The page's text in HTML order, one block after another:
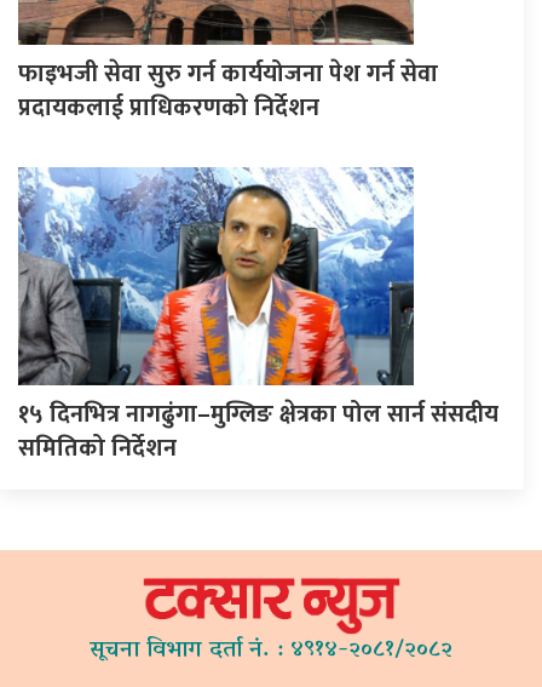
फाइभजी सेवा सुरु गर्न कार्ययोजना पेश गर्न सेवा
प्रदायकलाई प्राधिकरणको निर्देशन
१५ दिनभित्र नागढुंगा–मुग्लिङ क्षेत्रका पोल सार्न संसदीय
समितिको निर्देशन
सूचना विभाग दर्ता नं. : ४९१४-२०८१/२०८२